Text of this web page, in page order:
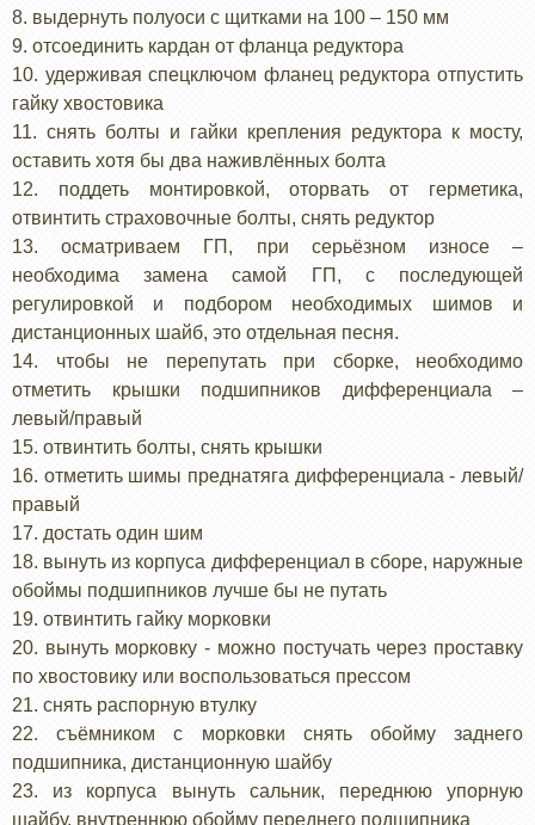
8. выдернуть полуоси с щитками на 100 – 150 мм
9. отсоединить кардан от фланца редуктора
10. удерживая спецключом фланец редуктора отпустить
гайку хвостовика
11. снять болты и гайки крепления редуктора к мосту,
оставить хотя бы два наживлённых болта
12. поддеть монтировкой, оторвать от герметика,
отвинтить страховочные болты, снять редуктор
13. осматриваем ГП, при серьёзном износе –
необходима замена самой ГП, с последующей
регулировкой и подбором необходимых шимов и
дистанционных шайб, это отдельная песня.
14. чтобы не перепутать при сборке, необходимо
отметить крышки подшипников дифференциала –
левый/правый
15. отвинтить болты, снять крышки
16. отметить шимы преднатяга дифференциала - левый/
правый
17. достать один шим
18. вынуть из корпуса дифференциал в сборе, наружные
обоймы подшипников лучше бы не путать
19. отвинтить гайку морковки
20. вынуть морковку - можно постучать через проставку
по хвостовику или воспользоваться прессом
21. снять распорную втулку
22. съёмником с морковки снять обойму заднего
подшипника, дистанционную шайбу
23. из корпуса вынуть сальник, переднюю упорную
шайбу, внутреннюю обойму переднего подшипника